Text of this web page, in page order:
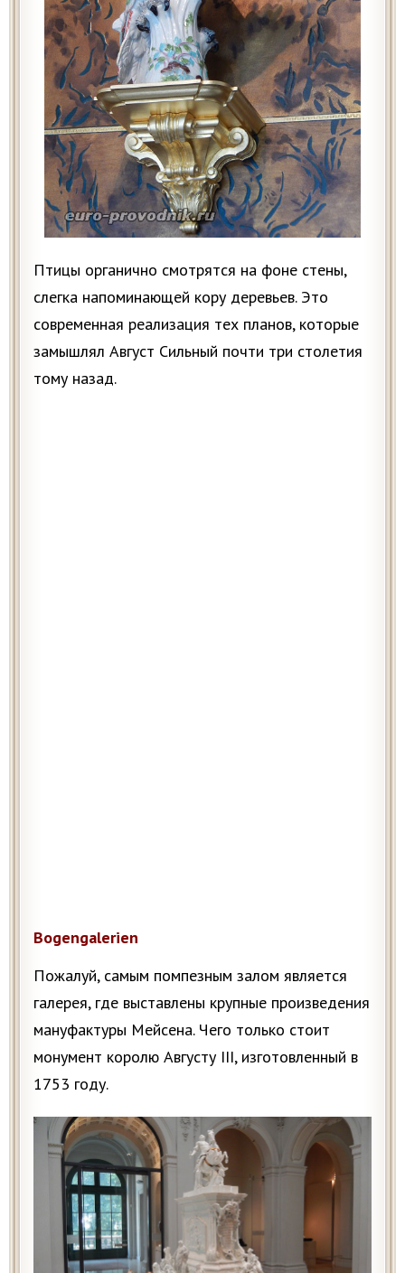
Птицы органично смотрятся на фоне стены,
слегка напоминающей кору деревьев. Это
современная реализация тех планов, которые
замышлял Август Сильный почти три столетия
тому назад.
Bogengalerien
Пожалуй, самым помпезным залом является
галерея, где выставлены крупные произведения
мануфактуры Мейсена. Чего только стоит
монумент королю Августу III, изготовленный в
1753 году.